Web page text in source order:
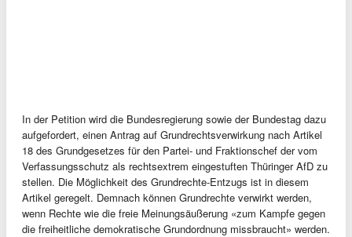
In der Petition wird die Bundesregierung sowie der Bundestag dazu
aufgefordert, einen Antrag auf Grundrechtsverwirkung nach Artikel
18 des Grundgesetzes für den Partei- und Fraktionschef der vom
Verfassungsschutz als rechtsextrem eingestuften Thüringer AfD zu
stellen. Die Möglichkeit des Grundrechte-Entzugs ist in diesem
Artikel geregelt. Demnach können Grundrechte verwirkt werden,
wenn Rechte wie die freie Meinungsäußerung «zum Kampfe gegen
die freiheitliche demokratische Grundordnung missbraucht» werden.